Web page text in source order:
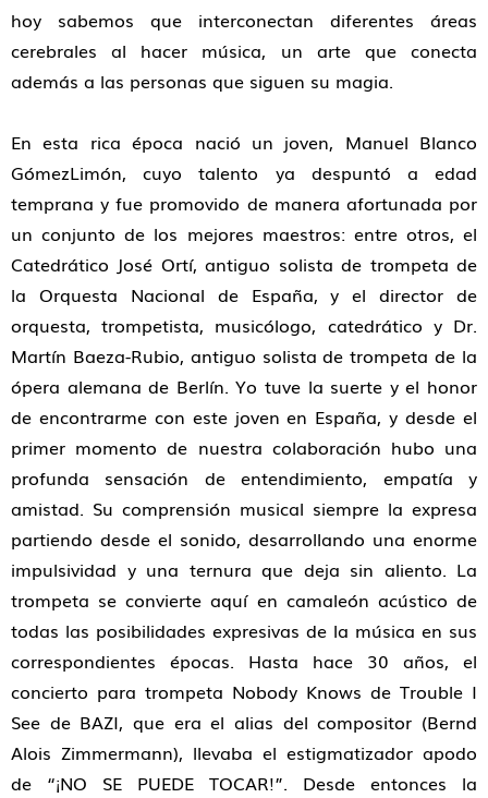
hoy sabemos que interconectan diferentes áreas
cerebrales al hacer música, un arte que conecta
además a las personas que siguen su magia.
En esta rica época nació un joven, Manuel Blanco
GómezLimón, cuyo talento ya despuntó a edad
temprana y fue promovido de manera afortunada por
un conjunto de los mejores maestros: entre otros, el
Catedrático José Ortí, antiguo solista de trompeta de
la Orquesta Nacional de España, y el director de
orquesta, trompetista, musicólogo, catedrático y Dr.
Martín Baeza-Rubio, antiguo solista de trompeta de la
ópera alemana de Berlín. Yo tuve la suerte y el honor
de encontrarme con este joven en España, y desde el
primer momento de nuestra colaboración hubo una
profunda sensación de entendimiento, empatía y
amistad. Su comprensión musical siempre la expresa
partiendo desde el sonido, desarrollando una enorme
impulsividad y una ternura que deja sin aliento. La
trompeta se convierte aquí en camaleón acústico de
todas las posibilidades expresivas de la música en sus
correspondientes épocas. Hasta hace 30 años, el
concierto para trompeta Nobody Knows de Trouble I
See de BAZI, que era el alias del compositor (Bernd
Alois Zimmermann), llevaba el estigmatizador apodo
de “¡NO SE PUEDE TOCAR!”. Desde entonces la